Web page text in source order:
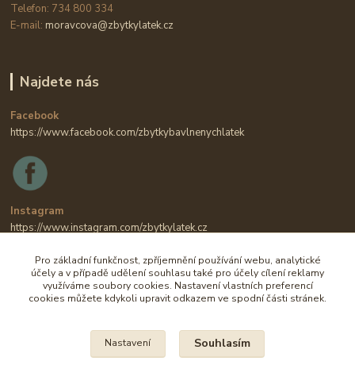
Telefon: 734 800 334
E-mail: moravcova@zbytkylatek.cz
Najdete nás
Facebook
https://www.facebook.com/zbytkybavlnenychlatek
Instagram
https://www.instagram.com/zbytkylatek.cz
Pro základní funkčnost, zpříjemnění používání webu, analytické
účely a v případě udělení souhlasu také pro účely cílení reklamy
využíváme soubory cookies. Nastavení vlastních preferencí
cookies můžete kdykoli upravit odkazem ve spodní části stránek.
Nastavení Souhlasím